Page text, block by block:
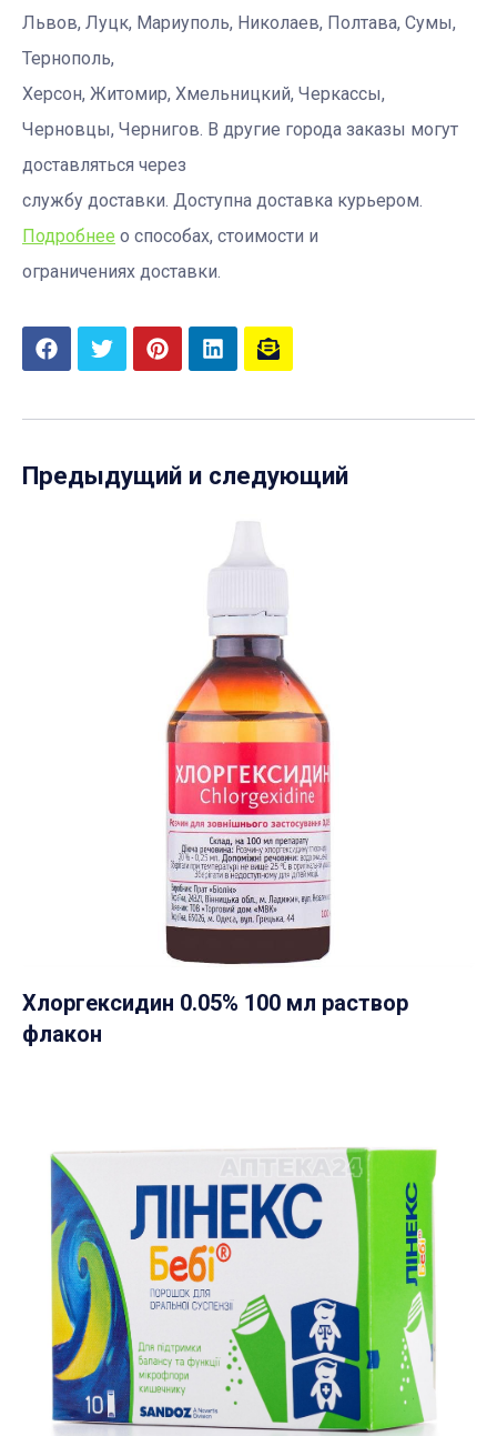
Львов, Луцк, Мариуполь, Николаев, Полтава, Сумы,
Тернополь,
Херсон, Житомир, Хмельницкий, Черкассы,
Черновцы, Чернигов. В другие города заказы могут
доставляться через
службу доставки. Доступна доставка курьером.
Подробнее о способах, стоимости и
ограничениях доставки.
Предыдущий и следующий
Хлоргексидин 0.05% 100 мл раствор
флакон